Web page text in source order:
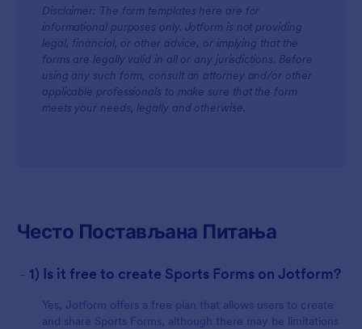
For Teams
Disclaimer: The form templates here are for
informational purposes only. Jotform is not providing
legal, financial, or other advice, or implying that the
forms are legally valid in all or any jurisdictions. Before
using any such form, consult an attorney and/or other
applicable professionals to make sure that the form
meets your needs, legally and otherwise.
Често Постављана Питања
- 1) Is it free to create Sports Forms on Jotform?
Yes, Jotform offers a free plan that allows users to create
and share Sports Forms, although there may be limitations